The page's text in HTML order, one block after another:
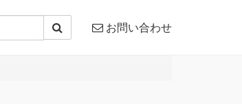
お問い合わせ